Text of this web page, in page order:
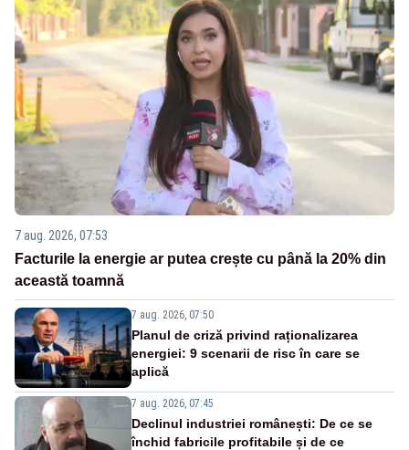
7 aug. 2026, 07:53
Facturile la energie ar putea crește cu până la 20% din
această toamnă
7 aug. 2026, 07:50
Planul de criză privind raționalizarea
energiei: 9 scenarii de risc în care se
aplică
7 aug. 2026, 07:45
Declinul industriei românești: De ce se
închid fabricile profitabile și de ce